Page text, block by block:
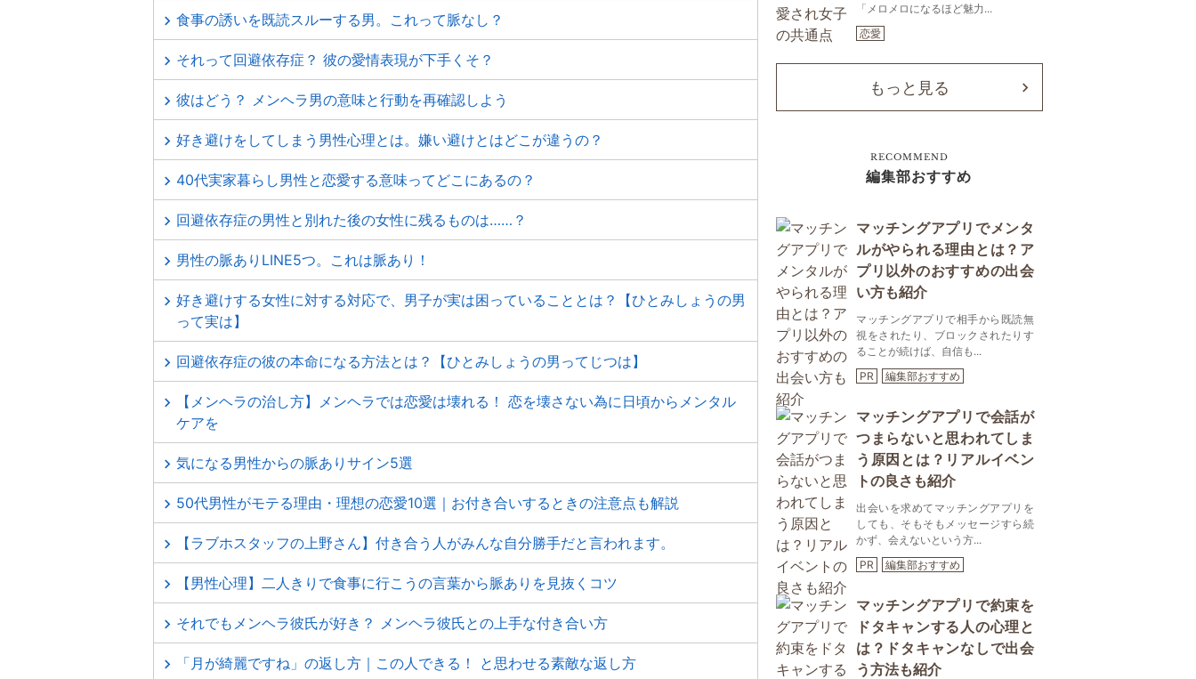
食事の誘いを既読スルーする男。これって脈なし？
それって回避依存症？ 彼の愛情表現が下手くそ？
彼はどう？ メンヘラ男の意味と行動を再確認しよう
好き避けをしてしまう男性心理とは。嫌い避けとはどこが違うの？
40代実家暮らし男性と恋愛する意味ってどこにあるの？
回避依存症の男性と別れた後の女性に残るものは……？
男性の脈ありLINE5つ。これは脈あり！
好き避けする女性に対する対応で、男子が実は困っていることとは？【ひとみしょうの男
って実は】
回避依存症の彼の本命になる方法とは？【ひとみしょうの男ってじつは】
【メンヘラの治し方】メンヘラでは恋愛は壊れる！ 恋を壊さない為に日頃からメンタル
ケアを
気になる男性からの脈ありサイン5選
50代男性がモテる理由・理想の恋愛10選｜お付き合いするときの注意点も解説
【ラブホスタッフの上野さん】付き合う人がみんな自分勝手だと言われます。
【男性心理】二人きりで食事に行こうの言葉から脈ありを見抜くコツ
それでもメンヘラ彼氏が好き？ メンヘラ彼氏との上手な付き合い方
「月が綺麗ですね」の返し方｜この人できる！ と思わせる素敵な返し方
「メロメロになるほど魅力...
恋愛
もっと見る
RECOMMEND
編集部おすすめ
マッチングアプリでメンタ
ルがやられる理由とは？ア
プリ以外のおすすめの出会
い方も紹介
マッチングアプリで相手から既読無
視をされたり、ブロックされたりす
ることが続けば、自信も...
PR
編集部おすすめ
マッチングアプリで会話が
つまらないと思われてしま
う原因とは？リアルイベン
トの良さも紹介
出会いを求めてマッチングアプリを
しても、そもそもメッセージすら続
かず、会えないという方...
PR
編集部おすすめ
マッチングアプリで約束を
ドタキャンする人の心理と
は？ドタキャンなしで出会
う方法も紹介